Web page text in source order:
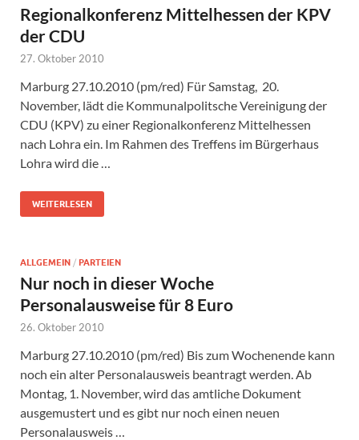
Regionalkonferenz Mittelhessen der KPV
der CDU
27. Oktober 2010
Marburg 27.10.2010 (pm/red) Für Samstag, 20.
November, lädt die Kommunalpolitsche Vereinigung der
CDU (KPV) zu einer Regionalkonferenz Mittelhessen
nach Lohra ein. Im Rahmen des Treffens im Bürgerhaus
Lohra wird die …
WEITERLESEN
ALLGEMEIN / PARTEIEN
Nur noch in dieser Woche
Personalausweise für 8 Euro
26. Oktober 2010
Marburg 27.10.2010 (pm/red) Bis zum Wochenende kann
noch ein alter Personalausweis beantragt werden. Ab
Montag, 1. November, wird das amtliche Dokument
ausgemustert und es gibt nur noch einen neuen
Personalausweis …